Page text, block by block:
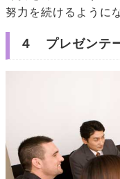
努力を続けるように
４ プレゼンテ